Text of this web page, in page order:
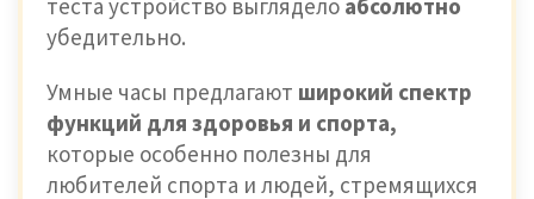
убедительно.
Умные часы предлагают широкий спектр
функций для здоровья и спорта,
которые особенно полезны для
любителей спорта и людей, стремящихся